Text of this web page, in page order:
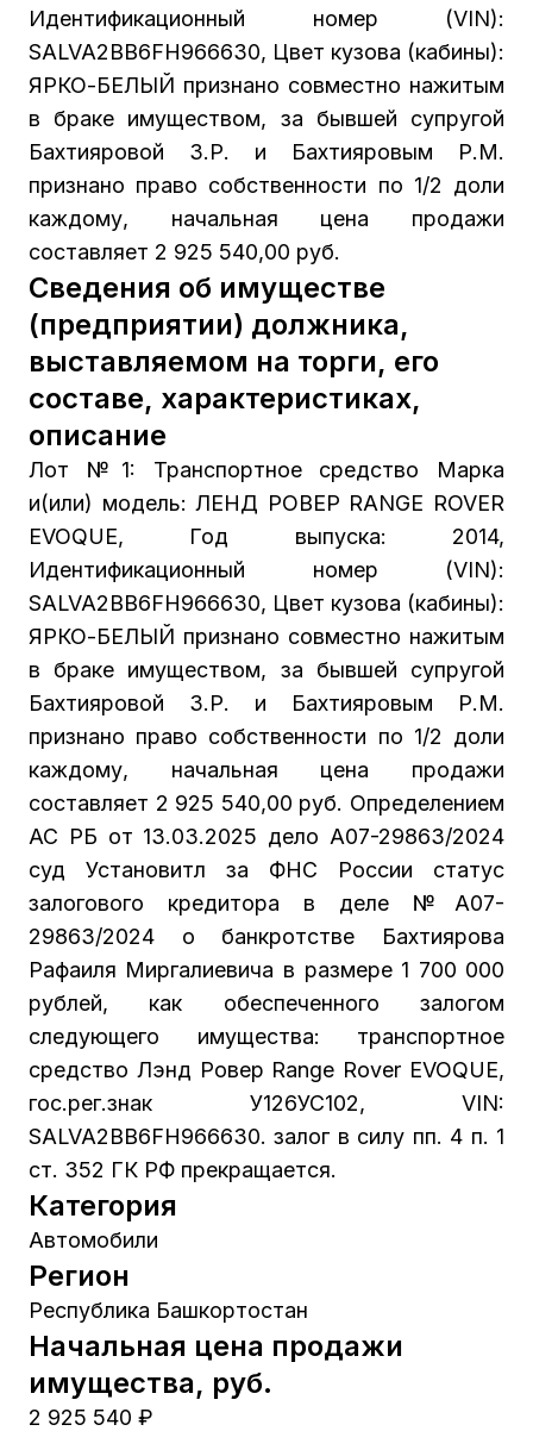
Идентификационный номер (VIN):
SALVA2BB6FH966630, Цвет кузова (кабины):
ЯРКО-БЕЛЫЙ признано совместно нажитым
в браке имуществом, за бывшей супругой
Бахтияровой З.Р. и Бахтияровым Р.М.
признано право собственности по 1/2 доли
каждому, начальная цена продажи
составляет 2 925 540,00 руб.
Сведения об имуществе
(предприятии) должника,
выставляемом на торги, его
составе, характеристиках,
описание
Лот №1: Транспортное средство Марка
и(или) модель: ЛЕНД РОВЕР RANGE ROVER
EVOQUE, Год выпуска: 2014,
Идентификационный номер (VIN):
SALVA2BB6FH966630, Цвет кузова (кабины):
ЯРКО-БЕЛЫЙ признано совместно нажитым
в браке имуществом, за бывшей супругой
Бахтияровой З.Р. и Бахтияровым Р.М.
признано право собственности по 1/2 доли
каждому, начальная цена продажи
составляет 2 925 540,00 руб. Определением
АС РБ от 13.03.2025 дело А07-29863/2024
суд Установитл за ФНС России статус
залогового кредитора в деле №А07-
29863/2024 о банкротстве Бахтиярова
Рафаиля Миргалиевича в размере 1 700 000
рублей, как обеспеченного залогом
следующего имущества: транспортное
средство Лэнд Ровер Range Rover EVOQUE,
гос.рег.знак У126УС102, VIN:
SALVA2BB6FH966630. залог в силу пп. 4 п. 1
ст. 352 ГК РФ прекращается.
Категория
Автомобили
Регион
Республика Башкортостан
Начальная цена продажи
имущества, руб.
2 925 540 ₽